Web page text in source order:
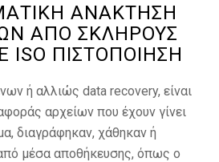
ΑΝΆΚΤΗΣΗ
ΑΠΌ ΣΚΛΗΡΟΎΣ
ISO ΠΙΣΤΟΠΟΊΗΣΗ
ή αλλιώς data recovery, είναι
αρχείων που έχουν γίνει
διαγράφηκαν, χάθηκαν ή
μέσα αποθήκευσης, όπως ο